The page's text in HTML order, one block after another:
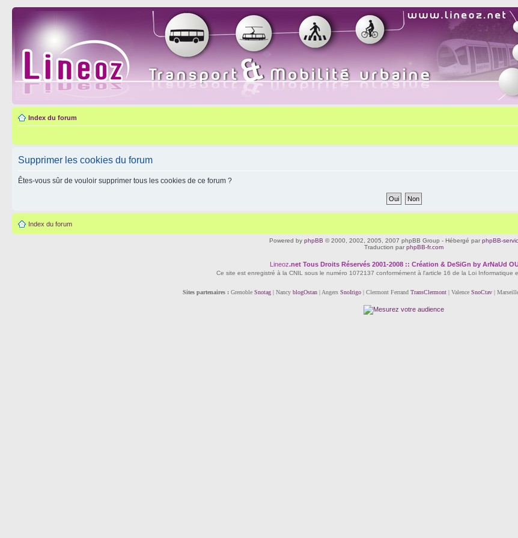
Index du forum
Supprimer les cookies du forum
Êtes-vous sûr de vouloir supprimer tous les cookies de ce forum ?
Index du forum
Powered by phpBB © 2000, 2002, 2005, 2007 phpBB Group - Hébergé par phpBB-
Traduction par phpBB-fr.com
Lineoz.netTous Droits Réservés 2001-2008 :: Création & DeSiGn by ArNaUd
Ce site est enregistré à la CNIL sous le numéro 1072137 conformément à l'article 16 de la Loi Informatique
Sites partenaires :Grenoble Snotag| Nancy blogOstan| Angers SnoIrigo| Clermont Ferrand TransClermont| Valence SnoCtav|